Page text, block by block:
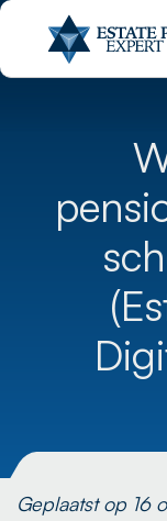
Geplaatst op 16